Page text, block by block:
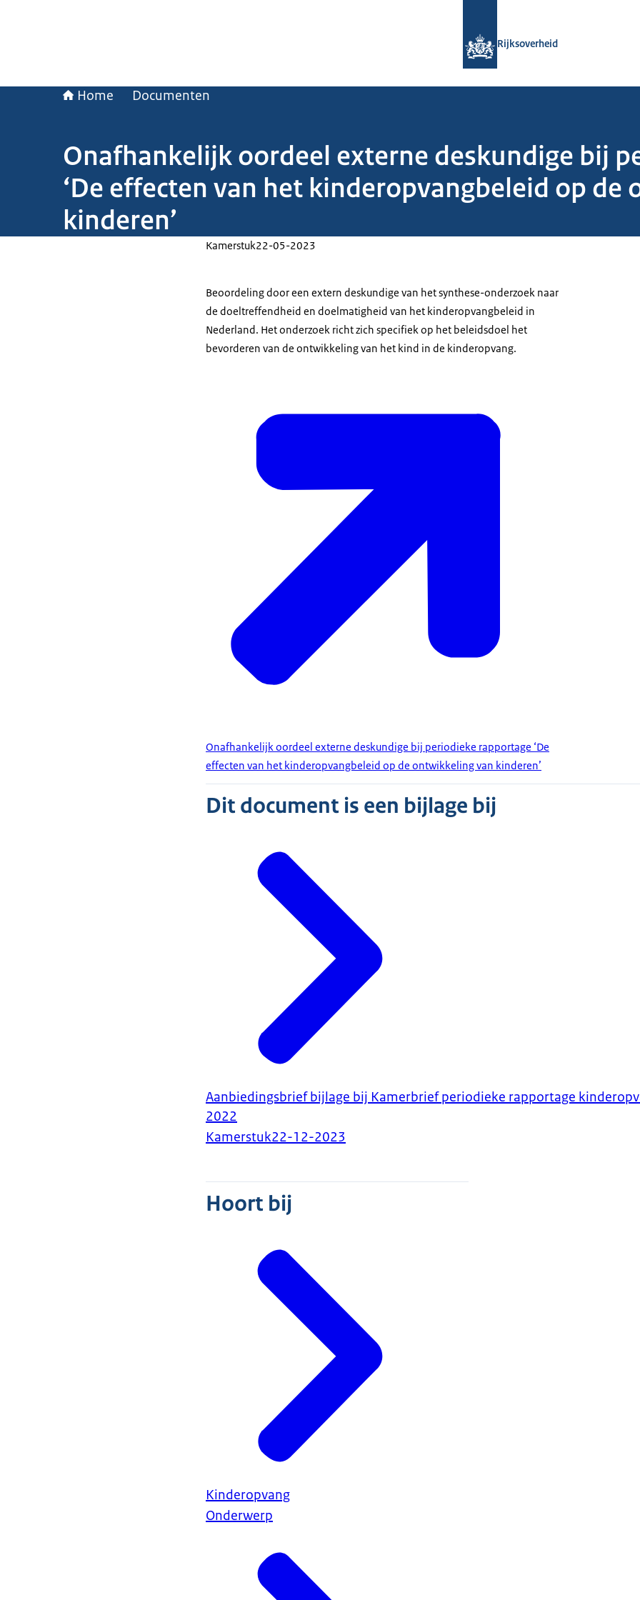
Rijksoverheid
Home Documenten
Onafhankelijk oordeel externe deskundige bij
‘De effecten van het kinderopvangbeleid op de
kinderen’
Kamerstuk22-05-2023
Beoordeling door een extern deskundige van het synthese-onderzoek naar
de doeltreffendheid en doelmatigheid van het kinderopvangbeleid in
Nederland. Het onderzoek richt zich specifiek op het beleidsdoel het
bevorderen van de ontwikkeling van het kind in de kinderopvang.
Onafhankelijk oordeel externe deskundige bij periodieke rapportage ‘De
effecten van het kinderopvangbeleid op de ontwikkeling van kinderen’
Dit document is een bijlage bij
Aanbiedingsbrief bijlage bij Kamerbrief periodieke rapportage
2022
Kamerstuk22-12-2023
Hoort bij
Kinderopvang
Onderwerp